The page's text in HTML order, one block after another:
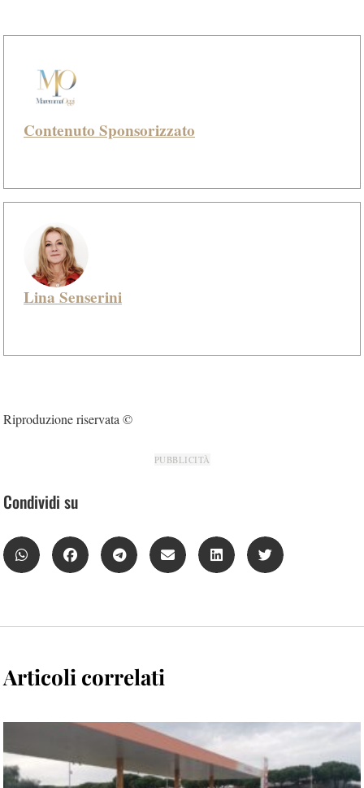
Contenuto Sponsorizzato
Lina Senserini
Riproduzione riservata ©
PUBBLICITÀ
Condividi su
Articoli correlati